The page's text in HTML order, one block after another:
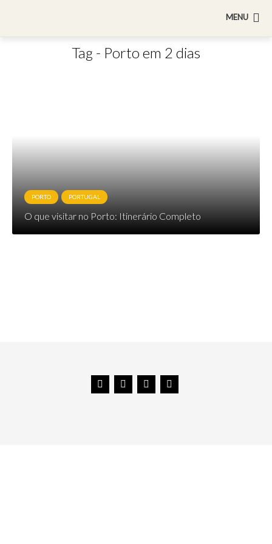
MENU
Tag - Porto em 2 dias
PORTO PORTUGAL
O que visitar no Porto: Itinerário Completo